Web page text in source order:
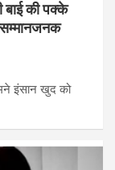
बाई की पक्के
इंसान खुद को